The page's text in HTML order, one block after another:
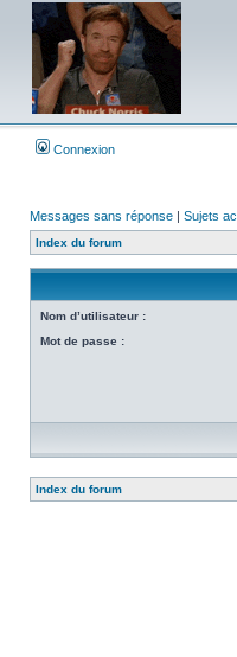
Connexion
Messages sans réponse | Sujets
Index du forum
Nom d’utilisateur :
Mot de passe :
Index du forum